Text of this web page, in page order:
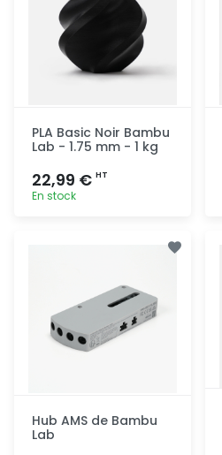
PLA Basic Noir Bambu
Lab - 1.75 mm - 1 kg
22,99 € HT
En stock
Hub AMS de Bambu
Lab